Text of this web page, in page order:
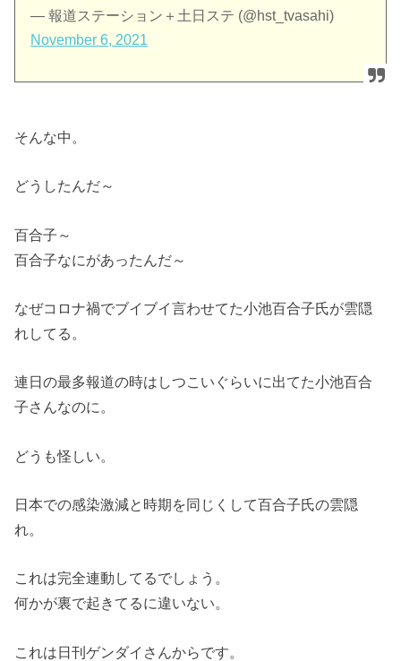
— 報道ステーション＋土日ステ (@hst_tvasahi)
November 6, 2021
そんな中。
どうしたんだ～
百合子～
百合子なにがあったんだ～
なぜコロナ禍でブイブイ言わせてた小池百合子氏が雲隠
れしてる。
連日の最多報道の時はしつこいぐらいに出てた小池百合
子さんなのに。
どうも怪しい。
日本での感染激減と時期を同じくして百合子氏の雲隠
れ。
これは完全連動してるでしょう。
何かが裏で起きてるに違いない。
これは日刊ゲンダイさんからです。